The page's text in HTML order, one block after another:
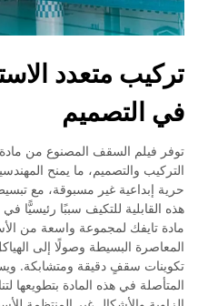
تركيب متعدد
في التصميم
التركيب والتصميم، ما يمنح
حرية إبداعية غير مسبوقة، مع
هذه القابلية للتكيف سببًا رئيسيًّا
مادة تايفك لمجموعة واسعة من
المعاصرة البسيطة وصولًا إلى
تكوينات سقفٍ دقيقة ومتشابكة.
المتأصلة في هذه المادة بتطويعها